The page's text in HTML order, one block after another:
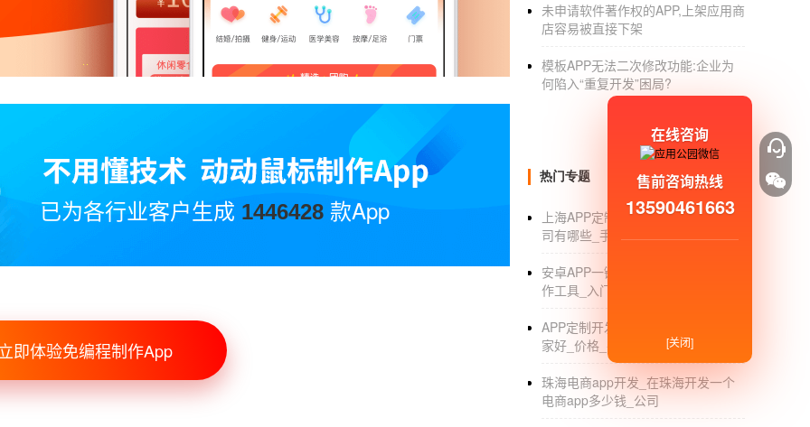
发布后的运营期间，还可以通过运营管理后
如果你的用户还需要安卓App和苹果APP，
借助免编程 应用开发平台，技术不再神秘和昂
微信小程序从开发到上线需要什么流
信小程序自2021年2月正式上线以来，一直
序，小游戏、工具小程序，官网小程序，本地
了新的突破，那么你需要成为什么样的小程序
首先是个体工商户和企业组织，其中有些人
限制。注册时，他们需要提供：
1.营业执照企业或个体工商户)
2.组织机构代码证(三证合一，个体工商户不要
3.法人身份证正反面照片，非法人的经营者也
4.公章(证明信要求，个人可提供法人签名)
已为各行业客户生成 1446428 款App
即体验免编程制作App
未申请软件著作权的APP,上架应用商
店容易被直接下架
模板APP无法二次修改功能:企业为
何陷入“重复开发”困局?
热门专题
上海APP定制_上海APP定制外包公
司有哪些_手机开发外包
安卓APP一键制作_安卓APP一键制
作工具_入门教程_价格
APP定制开发_APP定制开发公司哪
家好_价格_平台
珠海电商app开发_在珠海开发一个
电商app多少钱_公司
在线咨询
售前咨询热线
13590461663
[关闭]